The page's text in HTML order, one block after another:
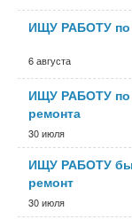
ИЩУ РАБОТУ по
6 августа
ИЩУ РАБОТУ по
ремонта
30 июля
ИЩУ РАБОТУ
ремонт
30 июля